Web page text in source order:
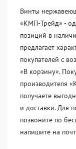
Винты
«KМП-Трейд» -
позиций в
предлагает
покупателей с
«В корзину».
производителя
получаете
и доставки. Для
позвоните по
напишите на